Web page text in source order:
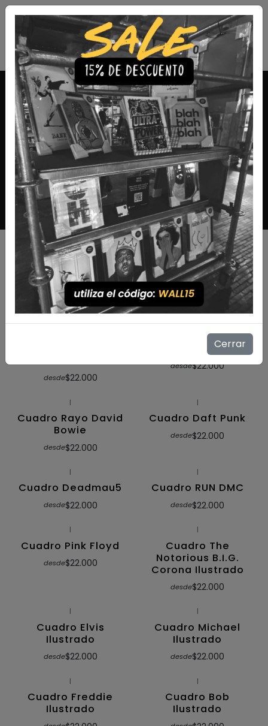
Envío Gratis a todo Chile comprando 3 o más productos
Música
Sumérgete en el arte de la melodía con nuestra colección
de cuadros de música. Cada obra captura la esencia y la
pasión de la música en formas vibrantes y expresivas que
llenarán tu espacio con notas visuales de armonía y ritmo.
Filtros
|
Cuadro 2Pac Stencil
desde$22.000
|
Cuadro 2Pac
Ilustrado
desde$22.000
desde$22.000
Cuadro Street Art
David Bowie
desde$22.000
|
Cuadro Rayo David
Bowie
desde$22.000
|
Cuadro Daft Punk
desde$22.000
|
Cuadro Deadmau5
desde$22.000
|
Cuadro RUN DMC
desde$22.000
|
Cuadro Pink Floyd
desde$22.000
|
Cuadro The
Notorious B.I.G.
Corona Ilustrado
desde$22.000
|
Cuadro Elvis
Ilustrado
desde$22.000
|
Cuadro Michael
Ilustrado
desde$22.000
|
Cuadro Freddie
Ilustrado
|
Cuadro Bob
Ilustrado
Cerrar